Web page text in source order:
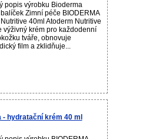
popis výrobku Bioderma
Zimní péče BIODERMA
40ml Atoderm Nutritive
výživný krém pro každodenní
tváře, obnovuje
film a zklidňuje...
- hydratační krém 40 ml